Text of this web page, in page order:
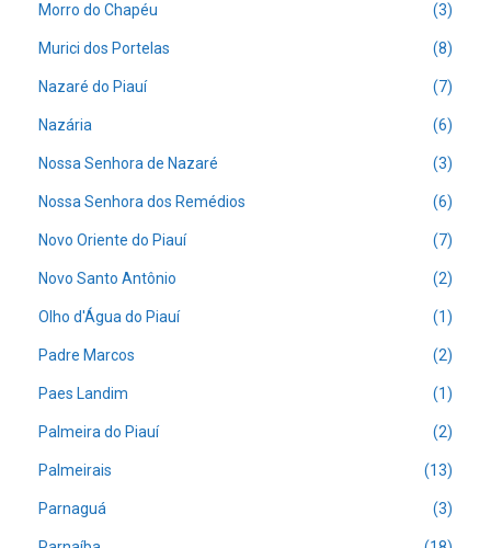
Morro do Chapéu (3)
Murici dos Portelas (8)
Nazaré do Piauí (7)
Nazária (6)
Nossa Senhora de Nazaré (3)
Nossa Senhora dos Remédios (6)
Novo Oriente do Piauí (7)
Novo Santo Antônio (2)
Olho d'Água do Piauí (1)
Padre Marcos (2)
Paes Landim (1)
Palmeira do Piauí (2)
Palmeirais (13)
Parnaguá (3)